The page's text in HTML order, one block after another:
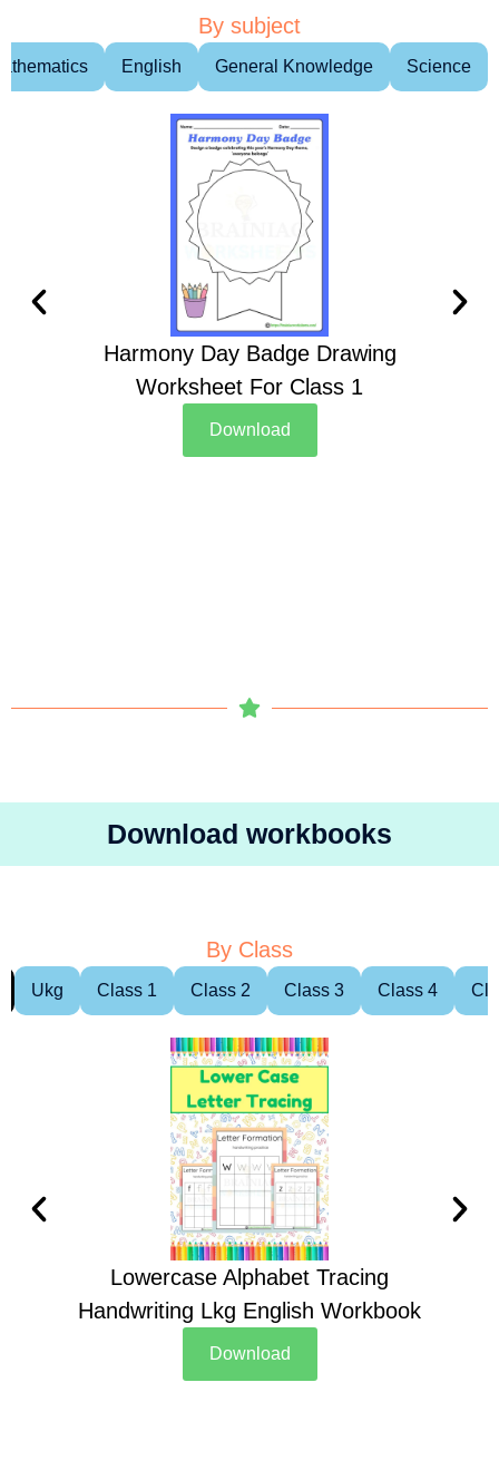
By subject
English General Knowledge Science
Harmony Day Badge Drawing
Worksheet For Class 1
Download
Download workbooks
By Class
Ukg Class 1 Class 2 Class 3 Class 4
Lowercase Alphabet Tracing
Handwriting Lkg English Workbook
Download